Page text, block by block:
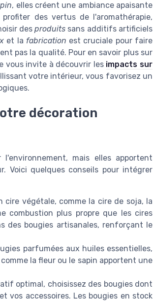
, elles créent une ambiance apaisante
des vertus de l'aromathérapie,
desproduits sans additifs artificiels
et la fabrication est cruciale pour faire
pas la qualité. Pour en savoir plus sur
vous invite à découvrir les impacts sur
votre intérieur, vous favorisez un
décoration
mais elles apportent
Voici quelques conseils pour intégrer
cire végétale, comme la cire de soja, la
combustion plus propre que les cires
des bougies artisanales, renforçant le
parfumées aux huiles essentielles,
la fleur ou le sapin apportent une
optimal, choisissez des bougies dont
vos accessoires. Les bougies en stock